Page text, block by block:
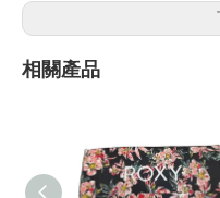
相關產品